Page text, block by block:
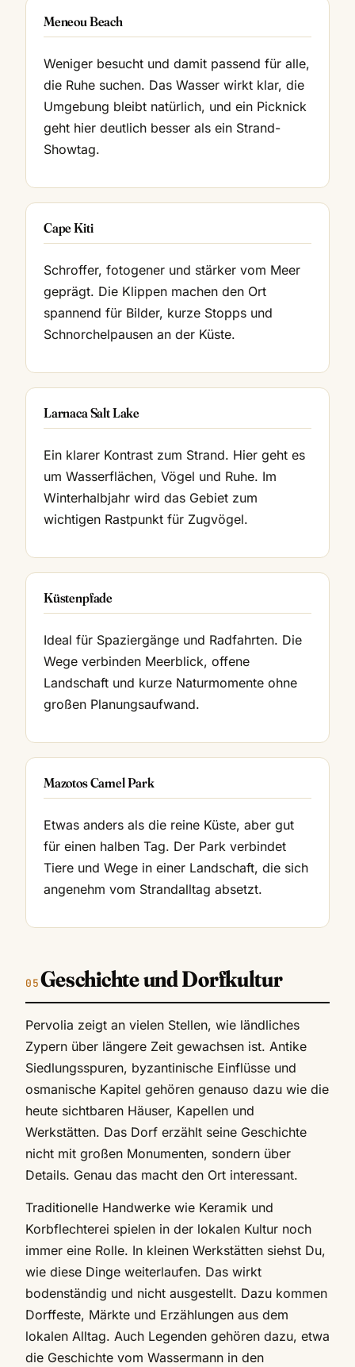
Meneou Beach
Weniger besucht und damit passend für alle,
die Ruhe suchen. Das Wasser wirkt klar, die
Umgebung bleibt natürlich, und ein Picknick
geht hier deutlich besser als ein Strand-
Showtag.
Cape Kiti
Schroffer, fotogener und stärker vom Meer
geprägt. Die Klippen machen den Ort
spannend für Bilder, kurze Stopps und
Schnorchelpausen an der Küste.
Larnaca Salt Lake
Ein klarer Kontrast zum Strand. Hier geht es
um Wasserflächen, Vögel und Ruhe. Im
Winterhalbjahr wird das Gebiet zum
wichtigen Rastpunkt für Zugvögel.
Küstenpfade
Ideal für Spaziergänge und Radfahrten. Die
Wege verbinden Meerblick, offene
Landschaft und kurze Naturmomente ohne
großen Planungsaufwand.
Mazotos Camel Park
Etwas anders als die reine Küste, aber gut
für einen halben Tag. Der Park verbindet
Tiere und Wege in einer Landschaft, die sich
angenehm vom Strandalltag absetzt.
Geschichte und Dorfkultur
Pervolia zeigt an vielen Stellen, wie ländliches
Zypern über längere Zeit gewachsen ist. Antike
Siedlungsspuren, byzantinische Einflüsse und
osmanische Kapitel gehören genauso dazu wie die
heute sichtbaren Häuser, Kapellen und
Werkstätten. Das Dorf erzählt seine Geschichte
nicht mit großen Monumenten, sondern über
Details. Genau das macht den Ort interessant.
Traditionelle Handwerke wie Keramik und
Korbflechterei spielen in der lokalen Kultur noch
immer eine Rolle. In kleinen Werkstätten siehst Du,
wie diese Dinge weiterlaufen. Das wirkt
bodenständig und nicht ausgestellt. Dazu kommen
Dorffeste, Märkte und Erzählungen aus dem
lokalen Alltag. Auch Legenden gehören dazu, etwa
die Geschichte vom Wassermann in den